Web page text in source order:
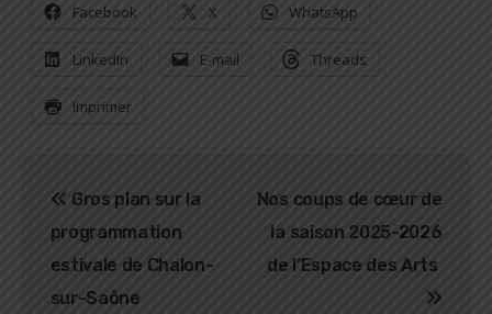
Facebook X WhatsApp
LinkedIn E-mail Threads
Imprimer
de
l’article
Gros plan sur la
programmation
estivale de Chalon-
sur-Saône
Nos coups de cœur de
la saison 2025-2026
de l’Espace des Arts